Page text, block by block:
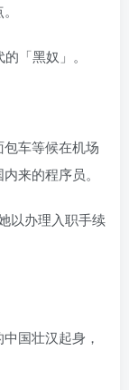
「黑奴」。
车等候在机场
来的程序员。
以办理入职手续
国壮汉起身，